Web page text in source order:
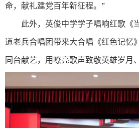
命，献礼建党百年新征程。”
此外，英俊中学学子唱响红歌《
道老兵合唱团带来大合唱《红色记忆
同台献艺，用嘹亮歌声致敬英雄岁月